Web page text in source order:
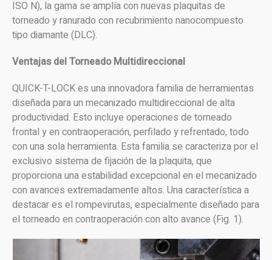
ISO N), la gama se amplía con nuevas plaquitas de
torneado y ranurado con recubrimiento nanocompuesto
tipo diamante (DLC).
Ventajas del Torneado Multidireccional
QUICK-T-LOCK es una innovadora familia de herramientas
diseñada para un mecanizado multidireccional de alta
productividad. Esto incluye operaciones de torneado
frontal y en contraoperación, perfilado y refrentado, todo
con una sola herramienta. Esta familia se caracteriza por el
exclusivo sistema de fijación de la plaquita, que
proporciona una estabilidad excepcional en el mecanizado
con avances extremadamente altos. Una característica a
destacar es el rompevirutas, especialmente diseñado para
el torneado en contraoperación con alto avance (Fig. 1).